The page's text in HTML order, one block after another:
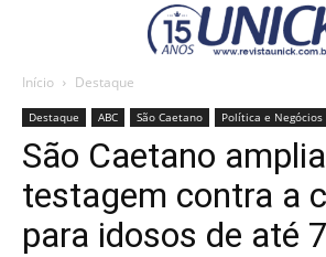
Início Destaque
Destaque ABC São Caetano Política e Negócios
São Caetano amplia
testagem contra a
para idosos de até